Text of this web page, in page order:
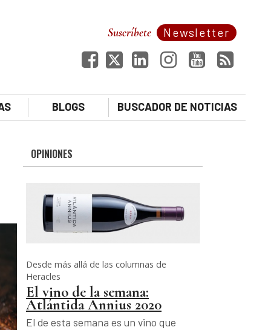
Newsletter
Suscríbete
BLOGS BUSCADOR DE NOTICIAS
OPINIONES
Desde más allá de las columnas de
Heracles
El vino de la semana:
Atlántida Annius 2020
El de esta semana es un vino que